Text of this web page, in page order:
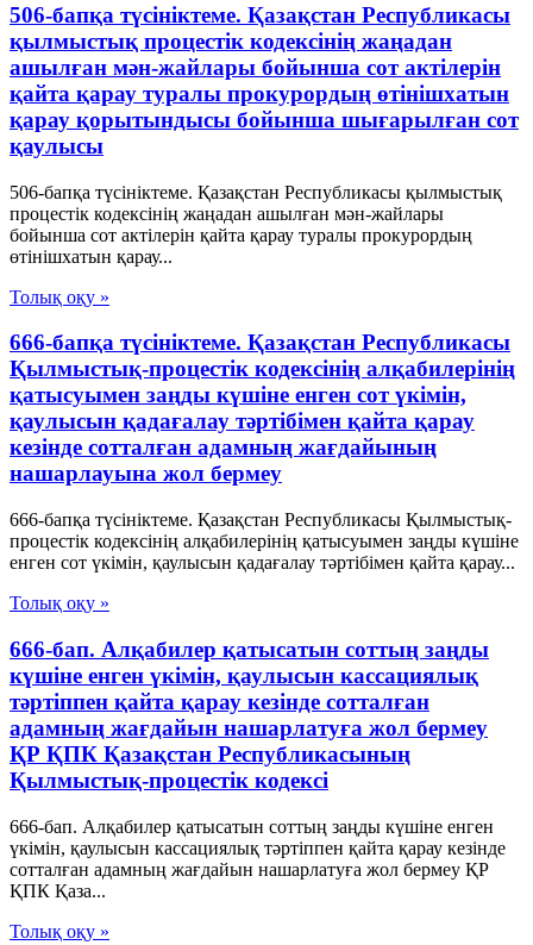
506-бапқа түсініктеме. Қазақстан Республикасы
қылмыстық процестік кодексінің жаңадан
ашылған мән-жайлары бойынша сот актілерін
қайта қарау туралы прокурордың өтінішхатын
қарау қорытындысы бойынша шығарылған сот
қаулысы
506-бапқа түсініктеме. Қазақстан Республикасы қылмыстық
процестік кодексінің жаңадан ашылған мән-жайлары
бойынша сот актілерін қайта қарау туралы прокурордың
өтінішхатын қарау...
Толық оқу »
666-бапқа түсініктеме. Қазақстан Республикасы
Қылмыстық-процестік кодексінің алқабилерінің
қатысуымен заңды күшіне енген сот үкімін,
қаулысын қадағалау тәртібімен қайта қарау
кезінде сотталған адамның жағдайының
нашарлауына жол бермеу
666-бапқа түсініктеме. Қазақстан Республикасы Қылмыстық-
процестік кодексінің алқабилерінің қатысуымен заңды күшіне
енген сот үкімін, қаулысын қадағалау тәртібімен қайта қарау...
Толық оқу »
666-бап. Алқабилер қатысатын соттың заңды
күшіне енген үкімін, қаулысын кассациялық
тәртіппен қайта қарау кезінде сотталған
адамның жағдайын нашарлатуға жол бермеу
ҚР ҚПК Қазақстан Республикасының
Қылмыстық-процестік кодексi
666-бап. Алқабилер қатысатын соттың заңды күшіне енген
үкімін, қаулысын кассациялық тәртіппен қайта қарау кезінде
сотталған адамның жағдайын нашарлатуға жол бермеу ҚР
ҚПК Қаза...
Толық оқу »